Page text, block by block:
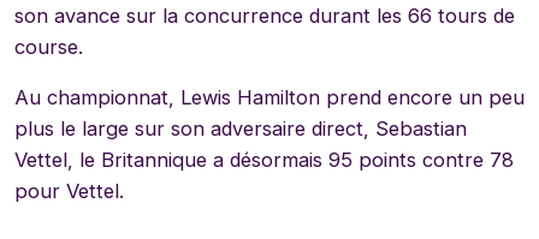
son avance sur la concurrence durant les 66 tours de
course.
Au championnat, Lewis Hamilton prend encore un peu
plus le large sur son adversaire direct, Sebastian
Vettel, le Britannique a désormais 95 points contre 78
pour Vettel.